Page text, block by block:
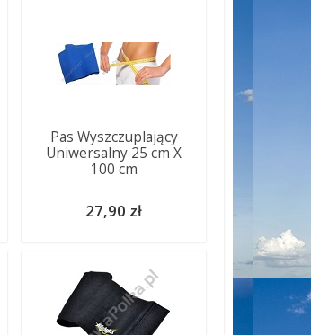
Pas Wyszczuplający
Uniwersalny 25 cm X
100 cm
27,90 zł